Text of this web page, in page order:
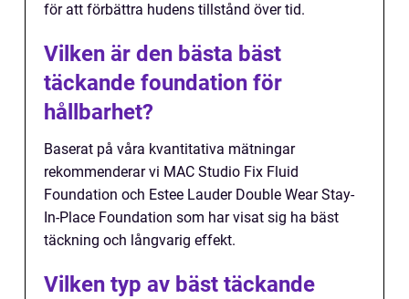
för att förbättra hudens tillstånd över tid.
Vilken är den bästa bäst
täckande foundation för
hållbarhet?
Baserat på våra kvantitativa mätningar
rekommenderar vi MAC Studio Fix Fluid
Foundation och Estee Lauder Double Wear Stay-
In-Place Foundation som har visat sig ha bäst
täckning och långvarig effekt.
Vilken typ av bäst täckande